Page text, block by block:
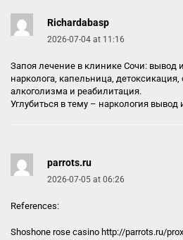
Richardabasp
2026-07-04 at 11:16
Запоя лечение в клинике Сочи: вывод
нарколога, капельница,
алкоголизма и реабилитация.
Углубиться в тему – наркология вывод
parrots.ru
2026-07-05 at 06:26
References:
Shoshone rose casino http://parrots.ru/